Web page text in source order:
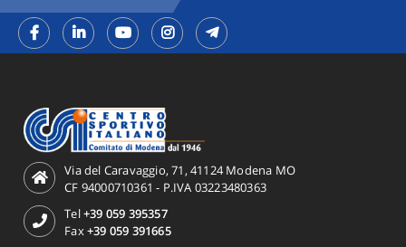
Via del Caravaggio, 71, 41124 Modena MO
CF 94000710361 - P.IVA 03223480363
Tel+39 059 395357
Fax+39 059 391665